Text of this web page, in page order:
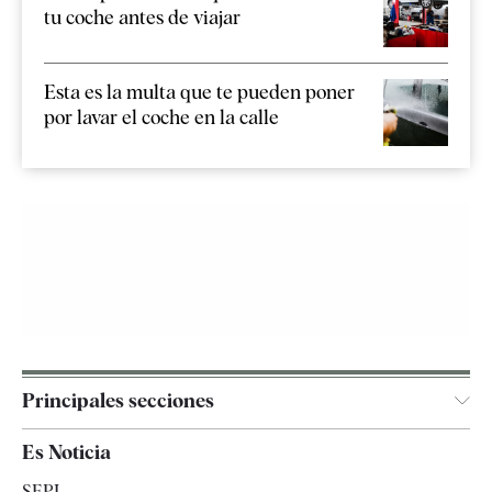
tu coche antes de viajar
Esta es la multa que te pueden poner
por lavar el coche en la calle
Principales secciones
España
Es Noticia